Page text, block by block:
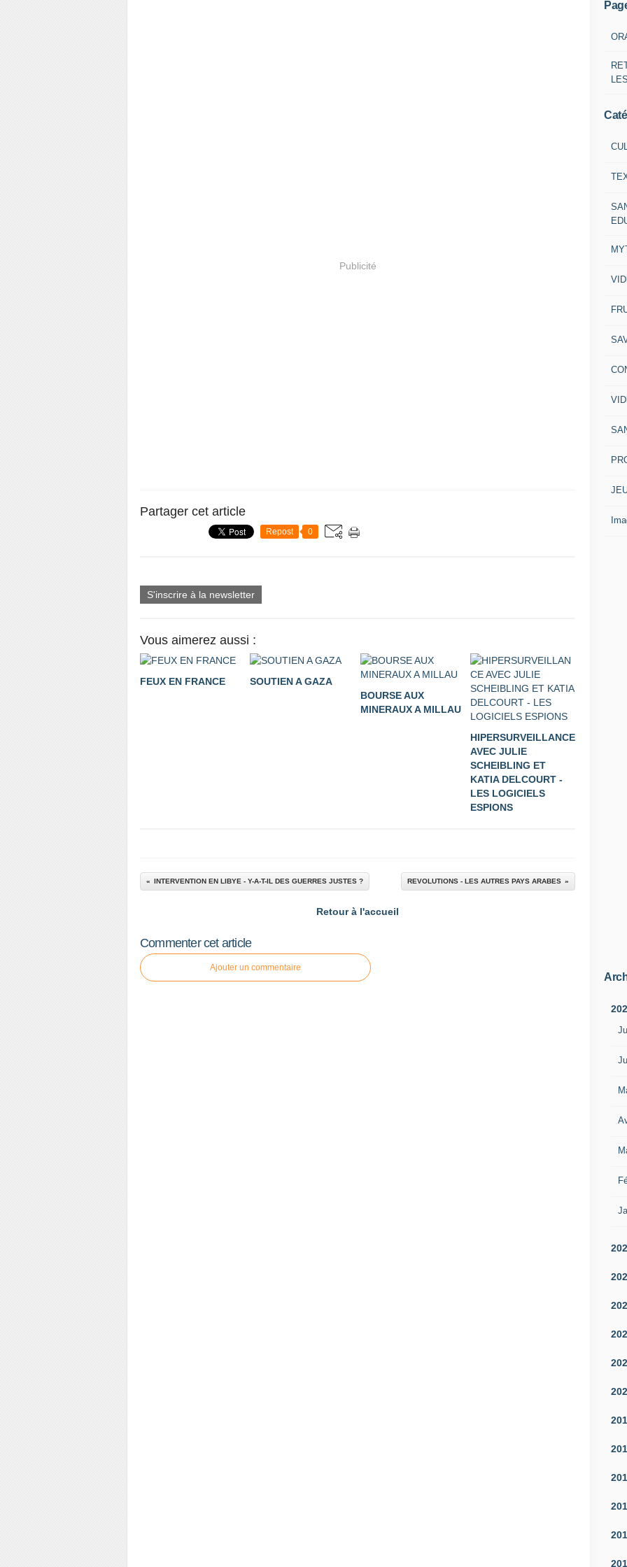
Publicité
Partager cet article
Repost 0
S'inscrire à la newsletter
Vous aimerez aussi :
FEUX EN FRANCE
SOUTIEN A GAZA
BOURSE AUX
MINERAUX A MILLAU
HIPERSURVEILLANCE
AVEC JULIE
SCHEIBLING ET
KATIA DELCOURT -
LES LOGICIELS
ESPIONS
INTERVENTION EN LIBYE - Y-A-T-IL DES GUERRES JUSTES ? REVOLUTIONS - LES AUTRES PAYS ARABES
Retour à l'accueil
Commenter cet article
Ajouter un commentaire